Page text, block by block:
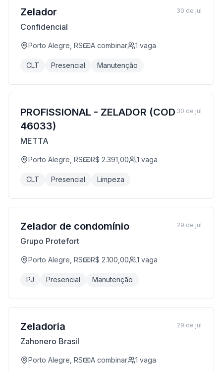
Zelador
Confidencial
Porto Alegre, RS A combinar 1 vaga
CLT Presencial Manutenção
30 de jul
PROFISSIONAL - ZELADOR (COD
46033)
METTA
Porto Alegre, RS R$ 2.391,00 1 vaga
CLT Presencial Limpeza
30 de jul
Zelador de condomínio
Grupo Protefort
Porto Alegre, RS R$ 2.100,00 1 vaga
PJ Presencial Manutenção
29 de jul
Zeladoria
Zahonero Brasil
Porto Alegre, RS A combinar 1 vaga
29 de jul